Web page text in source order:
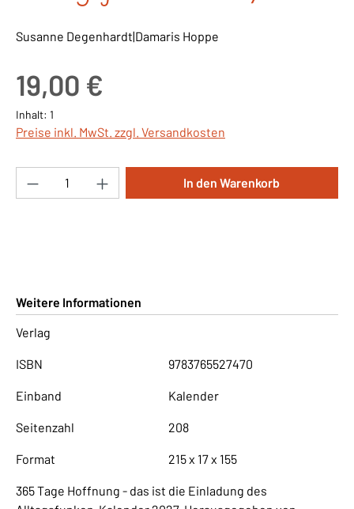
Susanne Degenhardt|Damaris Hoppe
19,00 €
Inhalt: 1
Preise inkl. MwSt. zzgl. Versandkosten
Produkt Anzahl: Gib den gewünschten
In den Warenkorb
Weitere Informationen
Verlag
ISBN 9783765527470
Einband Kalender
Seitenzahl 208
Format 215 x 17 x 155
365 Tage Hoffnung - das ist die Einladung des